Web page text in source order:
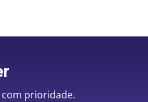
com prioridade.